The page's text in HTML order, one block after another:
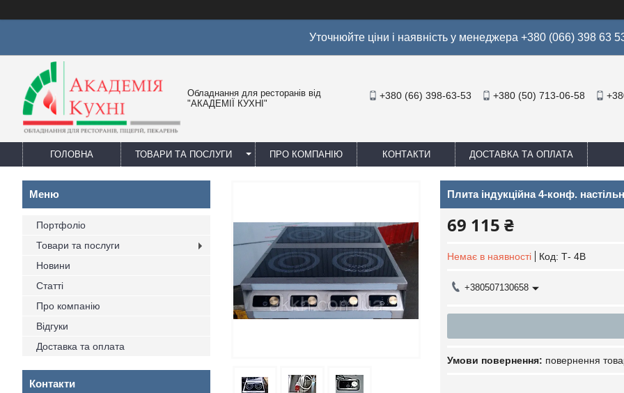
Уточнюйте ціни і наявність у менеджера +380 (066) 398 63
Обладнання для ресторанів від
"АКАДЕМІЇ КУХНІ"
+380 (66) 398-63-53 +380 (50) 713-06-58
ГОЛОВНА ТОВАРИ ТА ПОСЛУГИ ПРО КОМПАНІЮ КОНТАКТИ ДОСТАВКА ТА ОПЛАТА
Плита індукційна 4-конф.
69 115 ₴
Немає в наявності Код: Т- 4В
+380507130658
повернення
Портфоліо
Товари та послуги
Новини
Статті
Про компанію
Відгуки
Доставка та оплата
Контакти